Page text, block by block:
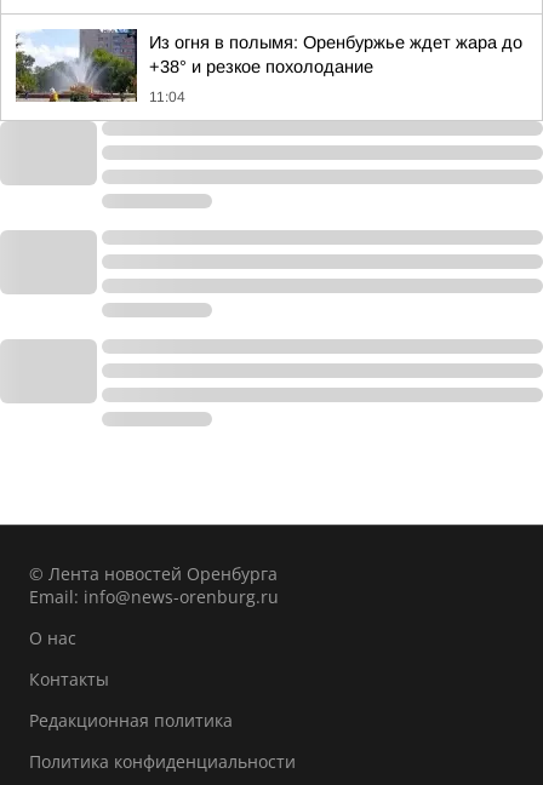
Из огня в полымя: Оренбуржье ждет жара до
+38° и резкое похолодание
11:04
© Лента новостей Оренбурга
Email: info@news-orenburg.ru
О нас
Контакты
Редакционная политика
Политика конфиденциальности